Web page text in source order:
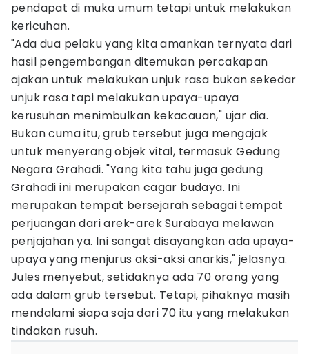
pendapat di muka umum tetapi untuk melakukan
kericuhan.
"Ada dua pelaku yang kita amankan ternyata dari
hasil pengembangan ditemukan percakapan
ajakan untuk melakukan unjuk rasa bukan sekedar
unjuk rasa tapi melakukan upaya-upaya
kerusuhan menimbulkan kekacauan," ujar dia.
Bukan cuma itu, grub tersebut juga mengajak
untuk menyerang objek vital, termasuk Gedung
Negara Grahadi. "Yang kita tahu juga gedung
Grahadi ini merupakan cagar budaya. Ini
merupakan tempat bersejarah sebagai tempat
perjuangan dari arek-arek Surabaya melawan
penjajahan ya. Ini sangat disayangkan ada upaya-
upaya yang menjurus aksi-aksi anarkis," jelasnya.
Jules menyebut, setidaknya ada 70 orang yang
ada dalam grub tersebut. Tetapi, pihaknya masih
mendalami siapa saja dari 70 itu yang melakukan
tindakan rusuh.